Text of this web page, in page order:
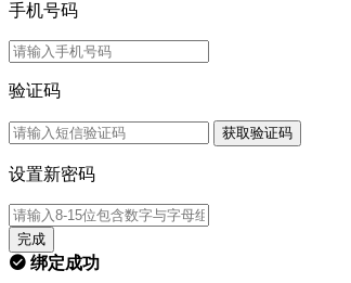
手机号码
验证码
获取验证码
设置新密码
完成
绑定成功